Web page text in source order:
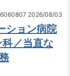
2026/08/03
ション病院
／当直な